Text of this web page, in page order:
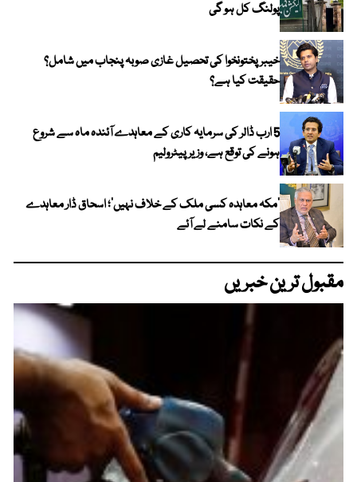
پولنگ کل ہو گی
خیبر پختونخوا کی تحصیل غازی صوبہ پنجاب میں شامل؟
حقیقت کیا ہے؟
5 ارب ڈالر کی سرمایہ کاری کے معاہدے آئندہ ماہ سے شروع
ہونے کی توقع ہے، وزیر پیٹرولیم
‘مکہ معاہدہ کسی ملک کے خلاف نہیں’؛ اسحاق ڈار معاہدے
کے نکات سامنے لے آئے
مقبول ترین خبریں